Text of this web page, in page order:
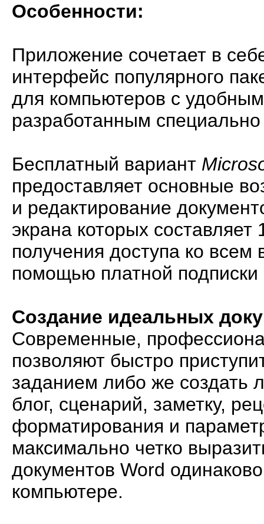
Особенности:
Приложение сочетает в
интерфейс популярного
для компьютеров с
разработанным
Бесплатный вариант
предоставляет основные
и редактирование
экрана которых
получения доступа ко
помощью платной подписки
Создание идеальных
Современные,
позволяют быстро
заданием либо же создать
блог, сценарий, заметку,
форматирования и
максимально четко
документов Word
компьютере.